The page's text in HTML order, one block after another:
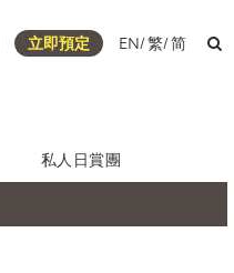
立即預定 EN/繁/简
私人日賞團